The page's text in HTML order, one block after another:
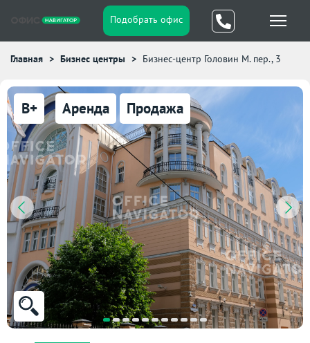
Подобрать офис
Главная Бизнес центры Бизнес-центр Головин М. пер., 3
B+ Аренда Продажа